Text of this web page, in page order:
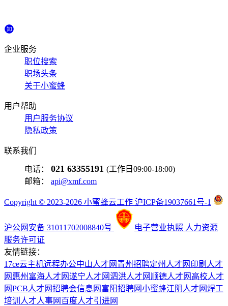
企业服务
职位搜索
职场头条
关于小蜜蜂
用户帮助
用户服务协议
隐私政策
联系我们
电话： 021 63355191 (工作日09:00-18:00)
邮箱： api@xmf.com
Copyright © 2023-2026 小蜜蜂云工作 沪ICP备19037661号-1
沪公网安备 31011702008840号 电子营业执照 人力资源
服务许可证
友情链接：
17ce云主机远程办公中山人才网 青州招聘定州人才网 印刷人才
网 惠州富海人才网遂宁人才网泗洪人才网 顺德人才网 高校人才
网PCB人才网招聘会信息网 富阳招聘网小蜜蜂江阴人才网焊工
培训 人才人事网 百度人才引进网